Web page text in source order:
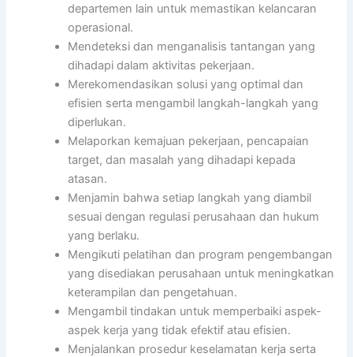
departemen lain untuk memastikan kelancaran
operasional.
Mendeteksi dan menganalisis tantangan yang
dihadapi dalam aktivitas pekerjaan.
Merekomendasikan solusi yang optimal dan
efisien serta mengambil langkah-langkah yang
diperlukan.
Melaporkan kemajuan pekerjaan, pencapaian
target, dan masalah yang dihadapi kepada
atasan.
Menjamin bahwa setiap langkah yang diambil
sesuai dengan regulasi perusahaan dan hukum
yang berlaku.
Mengikuti pelatihan dan program pengembangan
yang disediakan perusahaan untuk meningkatkan
keterampilan dan pengetahuan.
Mengambil tindakan untuk memperbaiki aspek-
aspek kerja yang tidak efektif atau efisien.
Menjalankan prosedur keselamatan kerja serta